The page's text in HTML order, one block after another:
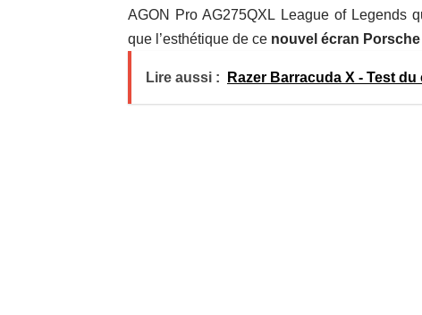
AGON Pro AG275QXL League of Legends
que l’esthétique de ce nouvel écran Porsche
Lire aussi : Razer Barracuda X - Test